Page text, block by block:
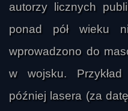
autorzy licznych
ponad pół wieku
wprowadzono do
w wojsku. Przykład
później lasera (za